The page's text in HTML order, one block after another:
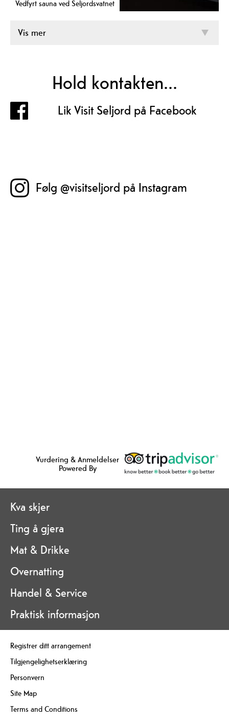
Vedfyrt sauna ved Seljordsvatnet
Vis mer
Hold kontakten...
Lik Visit Seljord på Facebook
Følg @visitseljord på Instagram
Vurdering & Anmeldelser
Powered By
Kva skjer
Ting å gjera
Mat & Drikke
Overnatting
Handel & Service
Praktisk informasjon
Registrer ditt arrangement
Tilgjengelighetserklæring
Personvern
Site Map
Terms and Conditions